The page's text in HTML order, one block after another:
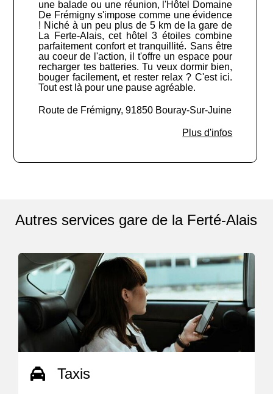
une balade ou une réunion, l'Hôtel Domaine
De Frémigny s'impose comme une évidence
! Niché à un peu plus de 5 km de la gare de
La Ferte-Alais, cet hôtel 3 étoiles combine
parfaitement confort et tranquillité. Sans être
au coeur de l'action, il t'offre un espace pour
recharger tes batteries. Tu veux dormir bien,
bouger facilement, et rester relax ? C'est ici.
Tout est là pour une pause agréable.
Route de Frémigny, 91850 Bouray-Sur-Juine
Plus d'infos
Autres services gare de la Ferté-Alais
Taxis